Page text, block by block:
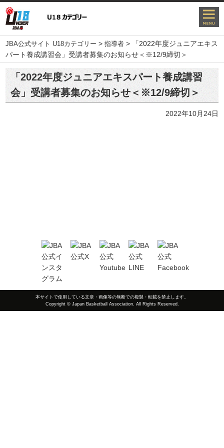
JBA公式サイト U18カテゴリー >指導者 >
「2022年度ジュニアエキス
パート養成講習会」受講者募集のお知らせ＜※12/9締切＞
「2022年度ジュニアエキスパート養成講習
会」受講者募集のお知らせ＜※12/9締切＞
2022年10月24日
本サイトで使用している文章・画像等の無断での複製・転載を禁止します。
Copyright © Japan Basketball Association. All Rights Reserved.